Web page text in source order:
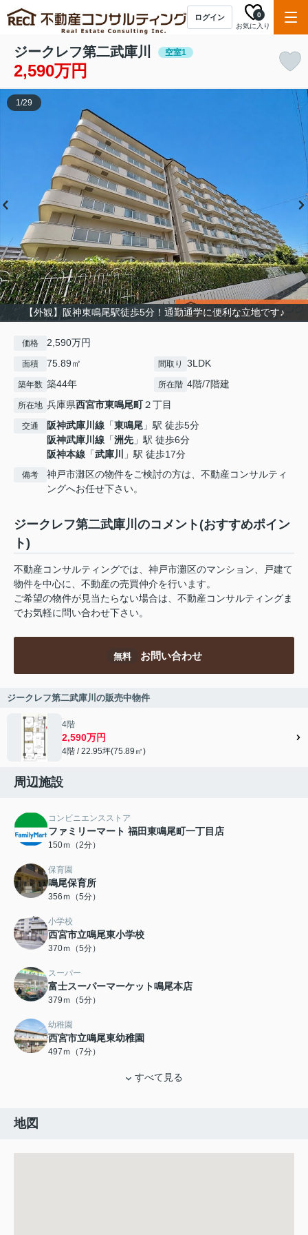
ログイン
お気に入り
0
ジークレフ第二武庫川 空室1
2,590万円
【外観】阪神東鳴尾駅徒歩5分！通勤通学に便利な立地です♪
1/29
価格 2,590万円
面積 75.89㎡ 間取り 3LDK
築年数 築44年 所在階 4階/7階建
所在地 兵庫県西宮市東鳴尾町２丁目
交通 阪神武庫川線 「東鳴尾 」駅 徒歩5分
阪神武庫川線 「洲先」駅 徒歩6分
阪神本線 「武庫川 」駅 徒歩17分
備考
神戸市灘区の物件をご検討の方は、不動産コンサルティ
ングへお任せ下さい。
ジークレフ第二武庫川のコメント(おすすめポイン
ト)
不動産コンサルティングでは、神戸市灘区のマンション、戸建て
物件を中心に、不動産の売買仲介を行います。
ご希望の物件が見当たらない場合は、不動産コンサルティングま
でお気軽に問い合わせ下さい。
無料 お問い合わせ
ジークレフ第二武庫川の販売中物件
4階
2,590万円
4階 / 22.95坪(75.89㎡)
周辺施設
コンビニエンスストア
ファミリーマート 福田東鳴尾町一丁目店
150ｍ（2分）
保育園
鳴尾保育所
356ｍ（5分）
小学校
西宮市立鳴尾東小学校
370ｍ（5分）
スーパー
富士スーパーマーケット鳴尾本店
379ｍ（5分）
幼稚園
西宮市立鳴尾東幼稚園
497ｍ（7分）
すべて見る
地図